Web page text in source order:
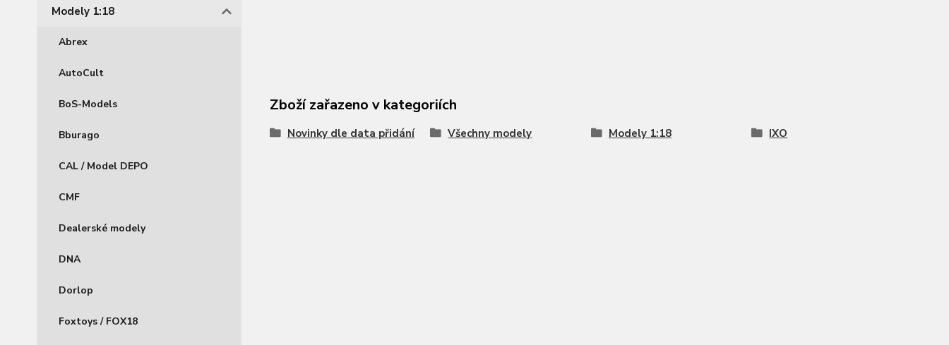
Modely 1:18
Abrex
AutoCult
BoS-Models
Bburago
CAL / Model DEPO
CMF
Dealerské modely
DNA
Dorlop
Foxtoys / FOX18
Zboží zařazeno v kategoriích
Novinky dle data přidání Všechny modely Modely 1:18 IXO